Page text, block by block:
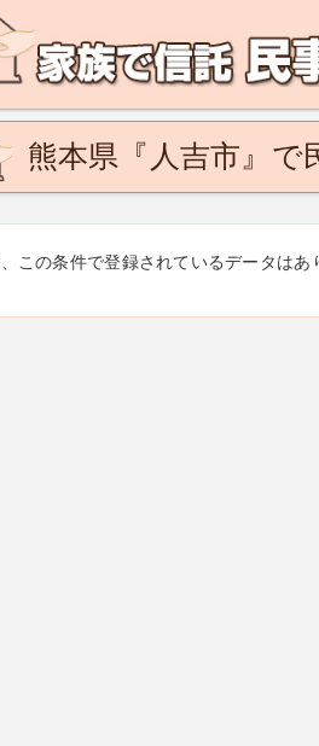
託の相談なら、家族で信託 民事信託相談ネッ
なたの悩みを地域の専門家が解決致します！
熊本県『人吉市』で
この条件で登録されているデータはあ